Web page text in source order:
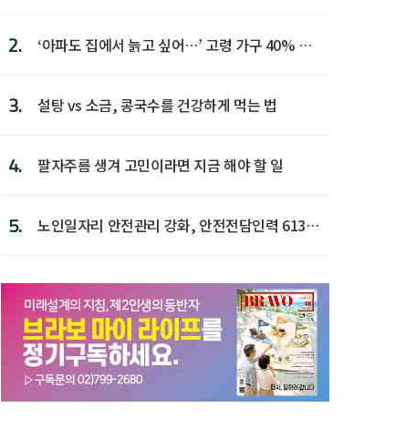
2.
‘아파도 집에서 늙고 싶어…’ 고령 가구 40% 노
3. 설탕 vs 소금, 콩국수를 건강하게 먹는 법
4. 팔자주름 생겨 고민이라면 지금 해야 할 일
5.
노인일자리 안전관리 강화, 안전전담인력 613명